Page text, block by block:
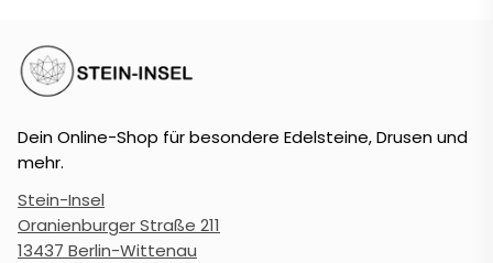
Dein Online-Shop für besondere Edelsteine, Drusen und
mehr.
Stein-Insel
Oranienburger Straße 211
13437 Berlin-Wittenau